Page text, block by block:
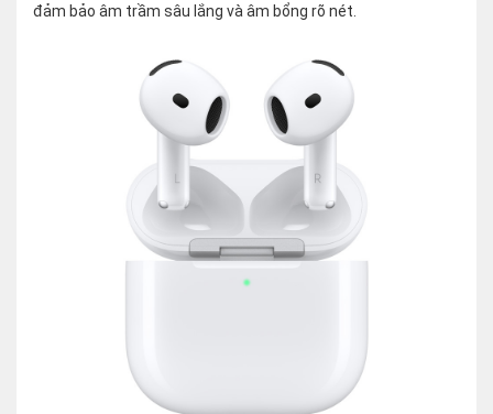
đảm bảo âm trầm sâu lắng và âm bổng rõ nét.